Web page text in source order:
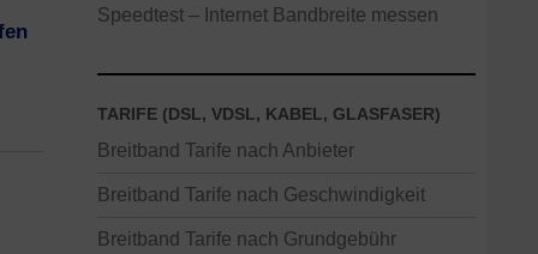
Speedtest – Internet Bandbreite messen
TARIFE (DSL, VDSL, KABEL, GLASFASER)
Breitband Tarife nach Anbieter
Breitband Tarife nach Geschwindigkeit
Breitband Tarife nach Grundgebühr